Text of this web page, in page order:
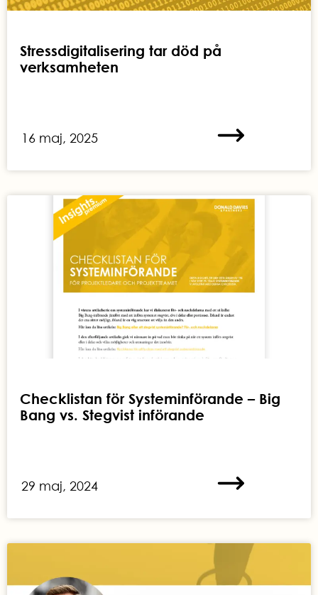
Stressdigitalisering tar död på
verksamheten
16 maj, 2025
Checklistan för Systeminförande – Big
Bang vs. Stegvist införande
29 maj, 2024